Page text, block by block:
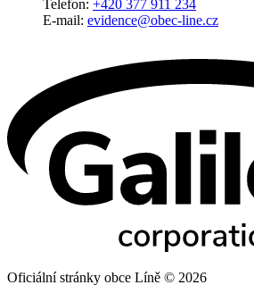
Telefon: +420 377 911 234
E-mail: evidence@obec-line.cz
Oficiální stránky obce Líně © 2026